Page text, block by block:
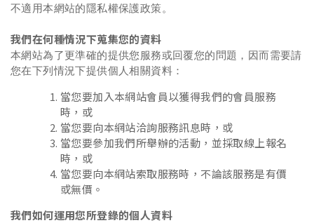
不適用本網站的隱私權保護政策。
我們在何種情況下蒐集您的資料
本網站為了更準確的提供您服務或回覆您的問題，因而需要請
您在下列情況下提供個人相關資料：
當您要加入本網站會員以獲得我們的會員服務
時，或
當您要向本網站洽詢服務訊息時，或
當您要參加我們所舉辦的活動，並採取線上報名
時，或
當您要向本網站索取服務時，不論該服務是有價
或無價。
我們如何運用您所登錄的個人資料